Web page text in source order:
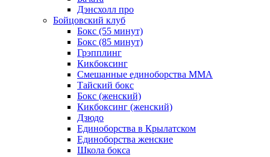
Дэнсхолл про
Бойцовский клуб
Бокс (55 минут)
Бокс (85 минут)
Грэпплинг
Кикбоксинг
Смешанные единоборства ММА
Тайский бокс
Бокс (женский)
Кикбоксинг (женский)
Дзюдо
Единоборства в Крылатском
Единоборства женские
Школа бокса